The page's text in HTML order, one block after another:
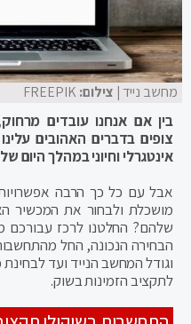
מחשב נייד| צילום: FREEPIK
בין אם אנחנו עובדים
צופים בדברים האהובים
אינטגרלי וחיוני במהלך היום
אבל עם כל כך הרבה
מושכלת ולבחור את המכשיר
שלהם? החלטנו לרכז עבורכם
הבחירה הנכונה, החל מהתחשבות
וגודל המחשב הנייד ועד
לתקציב הזמינות בשוק.